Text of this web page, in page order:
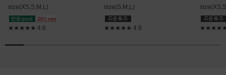
size(XS,S,M,L)
★★★★★ 4.6
size(S,M,L)
★★★★★ 4.9